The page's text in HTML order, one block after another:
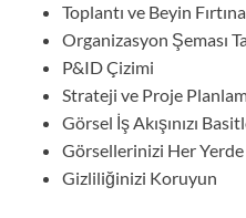
Toplantı ve Beyin
Organizasyon Şeması
P&ID Çizimi
Strateji ve Proje
Görsel İş Akışınızı
Görsellerinizi Her Yerde
Gizliliğinizi Koruyun